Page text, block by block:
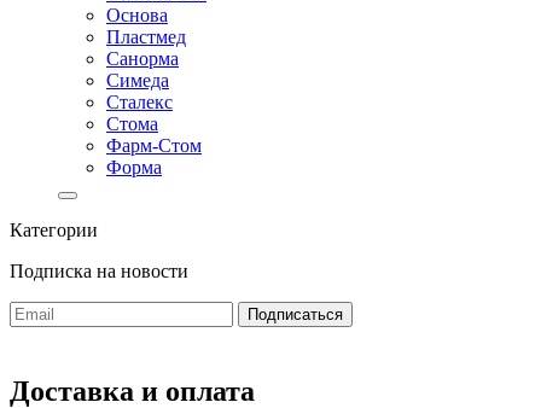
Основа
Пластмед
Санорма
Симеда
Сталекс
Стома
Фарм-Стом
Форма
Категории
Подписка на новости
Доставка и оплата